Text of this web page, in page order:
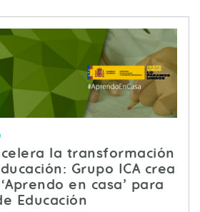
la transformación
Grupo ICA crea
en casa’ para
Educación